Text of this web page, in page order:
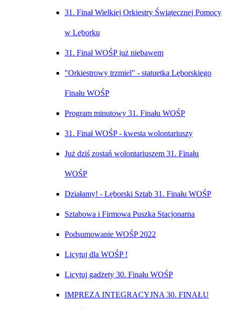
31. Finał Wielkiej Orkiestry Świątecznej Pomocy
w Lęborku
31. Finał WOŚP już niebawem
"Orkiestrowy trzmiel" - statuetka Lęborskiego
Finału WOŚP
Program minutowy 31. Finału WOŚP
31. Finał WOŚP - kwesta wolontariuszy
Już dziś zostań wolontariuszem 31. Finału
WOŚP
Działamy! - Lęborski Sztab 31. Finału WOŚP
Sztabowa i Firmowa Puszka Stacjonarna
Podsumowanie WOŚP 2022
Licytuj dla WOŚP !
Licytuj gadżety 30. Finału WOŚP
IMPREZA INTEGRACYJNA 30. FINAŁU